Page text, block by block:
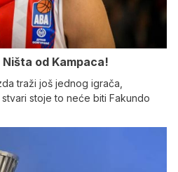
od Kampaca!
traži još jednog igrača,
stoje to neće biti Fakundo